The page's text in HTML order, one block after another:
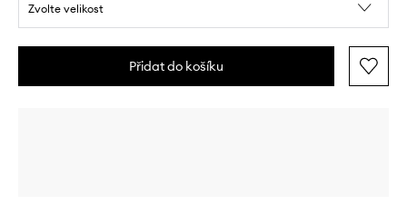
Zvolte velikost
Přidat do košíku